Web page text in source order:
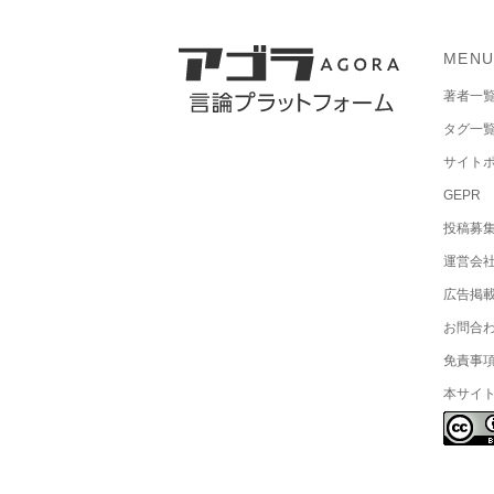
MENU
著者一
タグ一
サイト
GEPR
投稿募
運営会社
広告掲
お問合
免責事
本サイ